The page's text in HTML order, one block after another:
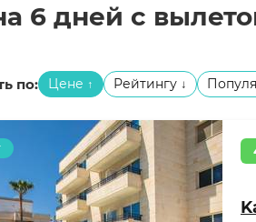
6 дней с
по: Цене ↑ Рейтингу ↓